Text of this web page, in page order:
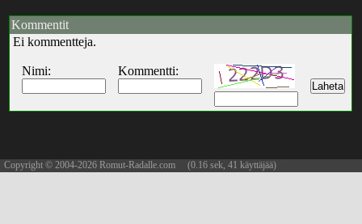
Kommentit
Ei kommentteja.
Nimi: Kommentti:
Copyright © 2004-2026 Romut-Radalle.com (0.16 sek, 41 käyttäjää)